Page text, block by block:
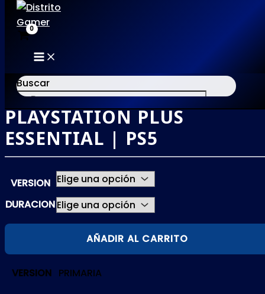
al
contenido
MAIN
MENU
Buscar
×
PLAYSTATION PLUS
ESSENTIAL | PS5
VERSION
DURACION
PLAYSTATION
AÑADIR AL CARRITO
VERSION PRIMARIA